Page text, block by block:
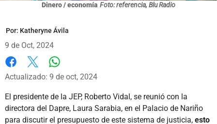
Dinero / economía Foto: referencia, Blu Radio
Por: Katheryne Ávila
9 de Oct, 2024
Facebook
X
Actualizado: 9 de oct, 2024
El presidente de la JEP, Roberto Vidal, se reunió con la
directora del Dapre, Laura Sarabia, en el Palacio de Nariño
para discutir el presupuesto de este sistema de justicia, esto